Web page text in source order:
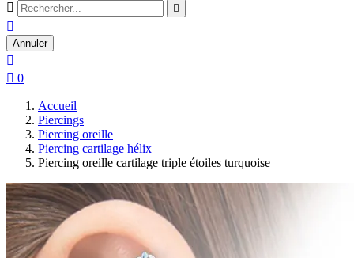
 

Annuler

 0
Accueil
Piercings
Piercing oreille
Piercing cartilage hélix
Piercing oreille cartilage triple étoiles turquoise